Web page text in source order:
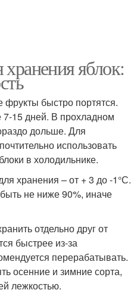
яблок:
быстро портятся.
15 дней. В прохладном
дольше. Для
использовать
в холодильнике.
хранения – от + 3 до -1°С.
не ниже 90%, иначе
отдельно друг от
быстрее из-за
перерабатывать.
осенние и зимние сорта,
лежкостью.